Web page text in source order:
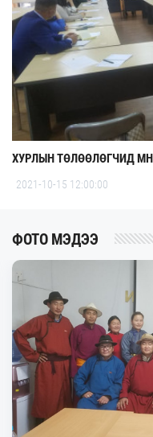
ХУРЛЫН ТӨЛӨӨЛӨГЧИД
2021-10-15 12:00:00
ФОТО МЭДЭЭ